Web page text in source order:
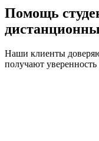
Помощь
Наши клиенты
получают уверенность